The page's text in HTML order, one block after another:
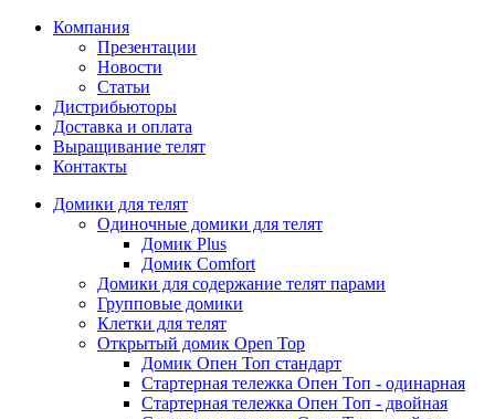
Компания
Презентации
Новости
Статьи
Дистрибьюторы
Доставка и оплата
Выращивание телят
Контакты
Домики для телят
Одиночные домики для телят
Домик Plus
Домик Comfort
Домики для содержание телят парами
Групповые домики
Клетки для телят
Открытый домик Open Top
Домик Опен Топ стандарт
Стартерная тележка Опен Топ - одинарная
Стартерная тележка Опен Топ - двойная